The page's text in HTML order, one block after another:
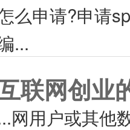
么申请?申请
...
联网创业
网用户或其他